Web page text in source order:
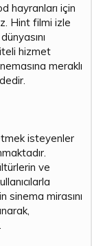
hayranları için
Hint filmi izle
hizmet
meraklı
isteyenler
ve
sinema mirasını